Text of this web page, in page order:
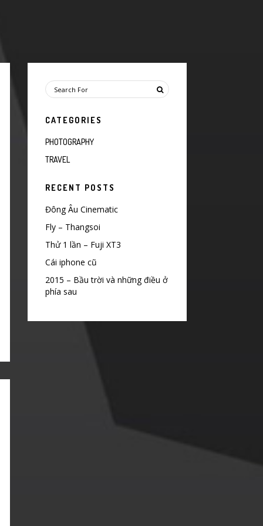
CATEGORIES
PHOTOGRAPHY
TRAVEL
RECENT POSTS
Đông Âu Cinematic
Fly – Thangsoi
Thử 1 lần – Fuji XT3
Cái iphone cũ
2015 – Bầu trời và những điều ở
phía sau